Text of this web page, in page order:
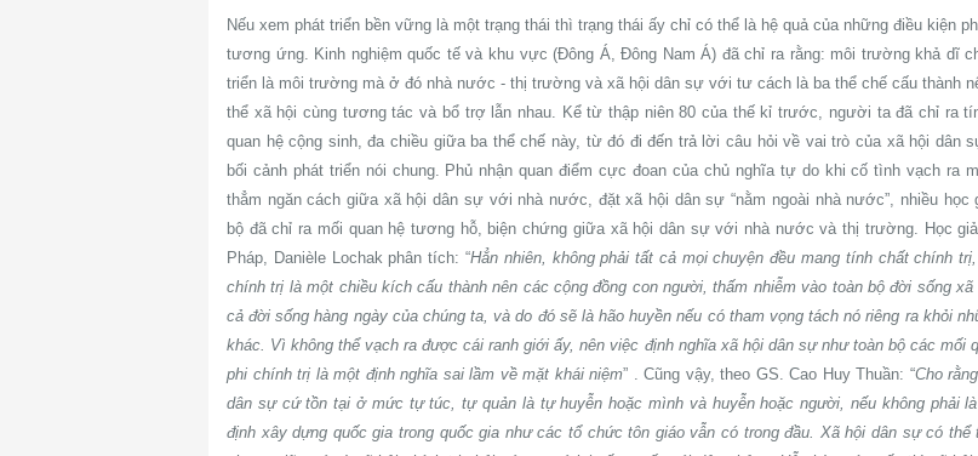
Nếu xem phát triển bền vững là một trạng thái thì trạng thái ấy chỉ có thể là hệ quả của những điều kiện
tương ứng. Kinh nghiệm quốc tế và khu vực (Đông Á, Đông Nam Á) đã chỉ ra rằng: môi trường khả dĩ
triển là môi trường mà ở đó nhà nước - thị trường và xã hội dân sự với tư cách là ba thể chế cấu thành
thể xã hội cùng tương tác và bổ trợ lẫn nhau. Kể từ thập niên 80 của thế kỉ trước, người ta đã chỉ ra
quan hệ cộng sinh, đa chiều giữa ba thể chế này, từ đó đi đến trả lời câu hỏi về vai trò của xã hội dân
bối cảnh phát triển nói chung. Phủ nhận quan điểm cực đoan của chủ nghĩa tự do khi cố tình vạch ra
thẳm ngăn cách giữa xã hội dân sự với nhà nước, đặt xã hội dân sự “nằm ngoài nhà nước”, nhiều học
bộ đã chỉ ra mối quan hệ tương hỗ, biện chứng giữa xã hội dân sự với nhà nước và thị trường. Học
Pháp, Danièle Lochak phân tích: “Hẳn nhiên, không phải tất cả mọi chuyện đều mang tính chất chính
chính trị là một chiều kích cấu thành nên các cộng đồng con người, thấm nhiễm vào toàn bộ đời sống xã
cả đời sống hàng ngày của chúng ta, và do đó sẽ là hão huyền nếu có tham vọng tách nó riêng ra khỏi
khác. Vì không thể vạch ra được cái ranh giới ấy, nên việc định nghĩa xã hội dân sự như toàn bộ các mối
phi chính trị là một định nghĩa sai lầm về mặt khái niệm” . Cũng vậy, theo GS. Cao Huy Thuần: “Cho
dân sự cứ tồn tại ở mức tự túc, tự quản là tự huyễn hoặc mình và huyễn hoặc người, nếu không phải
định xây dựng quốc gia trong quốc gia như các tổ chức tôn giáo vẫn có trong đầu. Xã hội dân sự có thể